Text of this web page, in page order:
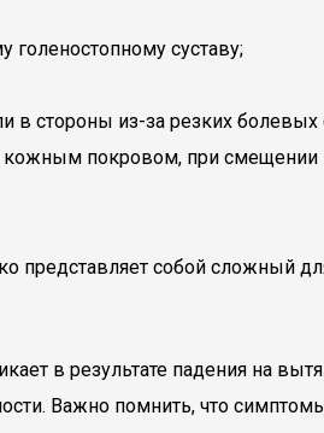
голеностопному суставу;
в стороны из-за резких
покровом, при смещении
собой сложный
в результате падения на
Важно помнить, что